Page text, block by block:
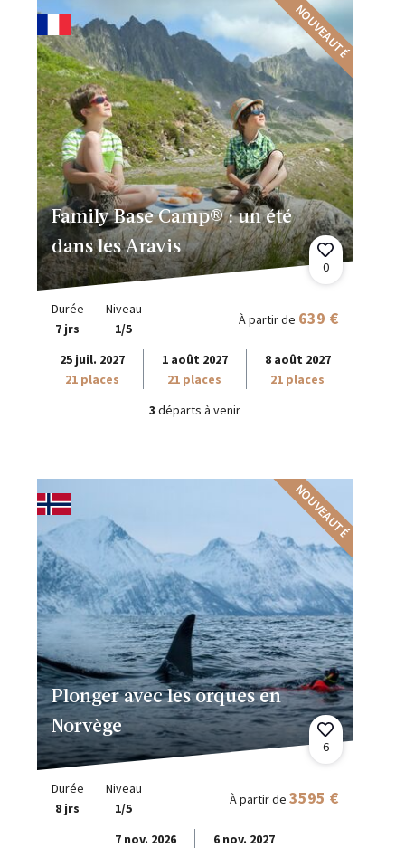
NOUVEAUTÉ
Family Base Camp® : un été
dans les Aravis
0
Durée
7 jrs
Niveau
1/5
À partir de 639 €
25 juil. 2027
21 places
1 août 2027
21 places
8 août 2027
21 places
3 départs à venir
NOUVEAUTÉ
Plonger avec les orques en
Norvège
6
Durée
8 jrs
Niveau
1/5
À partir de 3595 €
7 nov. 2026
6 nov. 2027